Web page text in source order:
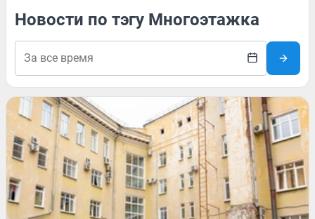
Новости по тэгу Многоэтажка